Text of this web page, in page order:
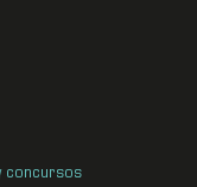
concursos